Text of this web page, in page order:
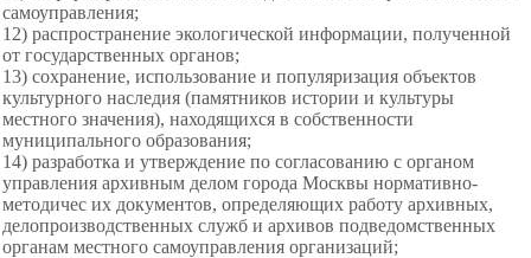
самоуправления;
12) распространение экологической информации, полученной
от государственных органов;
13) сохранение, использование и популяризация объектов
культурного наследия (памятников истории и культуры
местного значения), находящихся в собственности
муниципального образования;
14) разработка и утверждение по согласованию с органом
управления архивным делом города Москвы нормативно-
методичес их документов, определяющих работу архивных,
делопроизводственных служб и архивов подведомственных
органам местного самоуправления организаций;